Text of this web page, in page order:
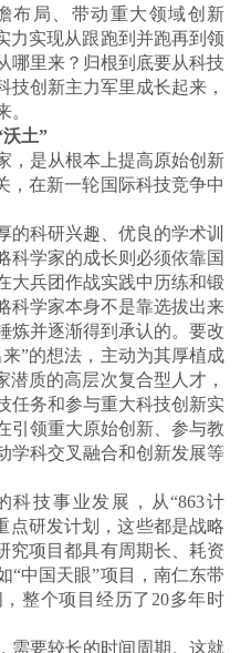
布局、带动重大领域创新
力实现从跟跑到并跑再到领
哪里来？归根到底要从科技
技创新主力军里成长起来，
。
土”
，是从根本上提高原始创新
，在新一轮国际科技竞争中
的科研兴趣、优良的学术训
科学家的成长则必须依靠国
大兵团作战实践中历练和锻
科学家本身不是靠选拔出来
炼并逐渐得到承认的。要改
”的想法，主动为其厚植成
潜质的高层次复合型人才，
任务和参与重大科技创新实
引领重大原始创新、参与教
学科交叉融合和创新发展等
科技事业发展，从“863计
点研发计划，这些都是战略
究项目都具有周期长、耗资
“中国天眼”项目，南仁东带
整个项目经历了20多年时
需要较长的时间周期。这就